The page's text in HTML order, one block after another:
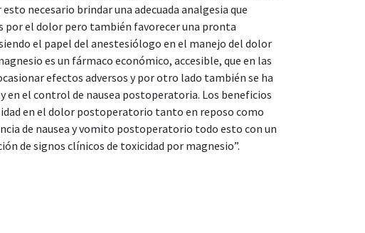
necesario brindar una adecuada analgesia que
el dolor pero también favorecer una pronta
el papel del anestesiólogo en el manejo del dolor
es un fármaco económico, accesible, que en las
efectos adversos y por otro lado también se ha
en el control de nausea postoperatoria. Los beneficios
en el dolor postoperatorio tanto en reposo como
de nausea y vomito postoperatorio todo esto con un
de signos clínicos de toxicidad por magnesio”.